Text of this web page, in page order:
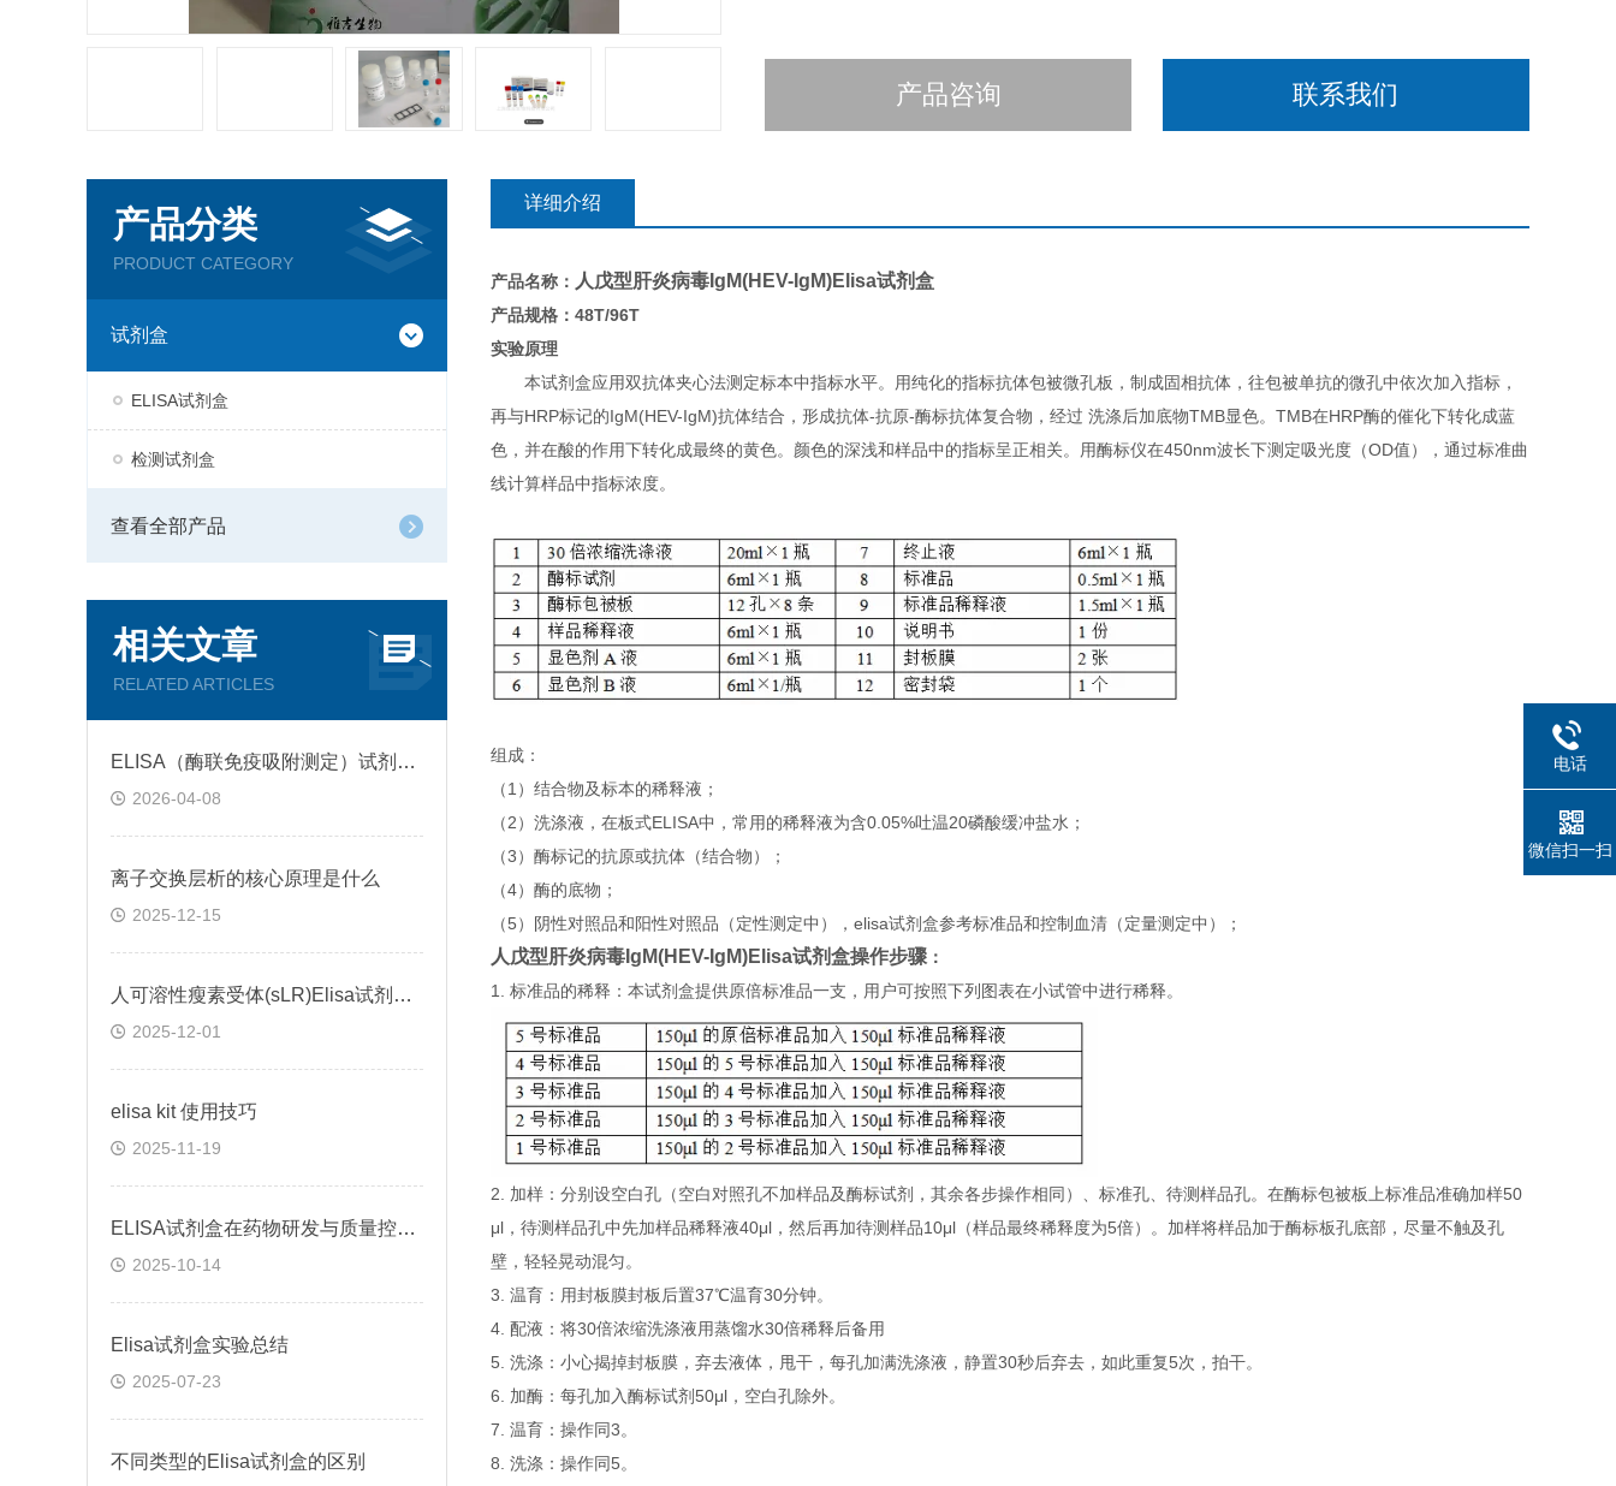
产品咨询 联系我们
产品分类
PRODUCT CATEGORY
试剂盒
ELISA试剂盒
检测试剂盒
查看全部产品
相关文章
RELATED ARTICLES
ELISA（酶联免疫吸附测定）试剂盒原理类型检测方法
2026-04-08
离子交换层析的核心原理是什么
2025-12-15
人可溶性瘦素受体(sLR)Elisa试剂盒可溶性受体的作用
2025-12-01
elisa kit 使用技巧
2025-11-19
ELISA试剂盒在药物研发与质量控制中的应用实践
2025-10-14
Elisa试剂盒实验总结
2025-07-23
不同类型的Elisa试剂盒的区别
详细介绍
产品名称： 人戊型肝炎病毒IgM(HEV-IgM)Elisa试剂盒
产品规格：48T/96T
实验原理
本试剂盒应用双抗体夹心法测定标本中指标水平。用纯化的指标抗体包被微孔板，制成固相抗体，往包被单抗的微孔中依次加入指标，
再与HRP标记的IgM(HEV-IgM)抗体结合，形成抗体-抗原-酶标抗体复合物，经过 洗涤后加底物TMB显色。TMB在HRP酶的催化下转化成蓝
色，并在酸的作用下转化成最终的黄色。颜色的深浅和样品中的指标呈正相关。用酶标仪在450nm波长下测定吸光度（OD值），通过标准曲
线计算样品中指标浓度。
组成：
（1）结合物及标本的稀释液；
（2）洗涤液，在板式ELISA中，常用的稀释液为含0.05%吐温20磷酸缓冲盐水；
（3）酶标记的抗原或抗体（结合物）；
（4）酶的底物；
（5）阴性对照品和阳性对照品（定性测定中），elisa试剂盒参考标准品和控制血清（定量测定中）；
人戊型肝炎病毒IgM(HEV-IgM)Elisa试剂盒操作步骤 ：
1. 标准品的稀释：本试剂盒提供原倍标准品一支，用户可按照下列图表在小试管中进行稀释。
2. 加样：分别设空白孔（空白对照孔不加样品及酶标试剂，其余各步操作相同）、标准孔、待测样品孔。在酶标包被板上标准品准确加样50
μl，待测样品孔中先加样品稀释液40μl，然后再加待测样品10μl（样品最终稀释度为5倍）。加样将样品加于酶标板孔底部，尽量不触及孔
壁，轻轻晃动混匀。
3. 温育：用封板膜封板后置37℃温育30分钟。
4. 配液：将30倍浓缩洗涤液用蒸馏水30倍稀释后备用
5. 洗涤：小心揭掉封板膜，弃去液体，甩干，每孔加满洗涤液，静置30秒后弃去，如此重复5次，拍干。
6. 加酶：每孔加入酶标试剂50μl，空白孔除外。
7. 温育：操作同3。
8. 洗涤：操作同5。
电话
微信扫一扫